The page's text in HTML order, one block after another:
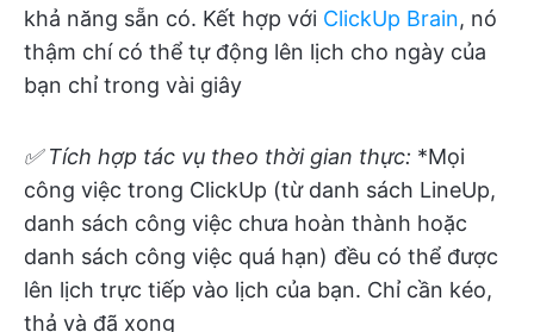
khả năng sẵn có. Kết hợp với ClickUp Brain, nó
thậm chí có thể tự động lên lịch cho ngày của
bạn chỉ trong vài giây
✅ Tích hợp tác vụ theo thời gian thực: *Mọi
công việc trong ClickUp (từ danh sách LineUp,
danh sách công việc chưa hoàn thành hoặc
danh sách công việc quá hạn) đều có thể được
lên lịch trực tiếp vào lịch của bạn. Chỉ cần kéo,
thả và đã xong